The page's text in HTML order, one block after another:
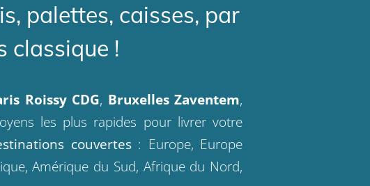
palettes, caisses, par
classique !
Roissy CDG, Bruxelles Zaventem,
les plus rapides pour livrer votre
couvertes : Europe, Europe
Amérique du Sud, Afrique du Nord,